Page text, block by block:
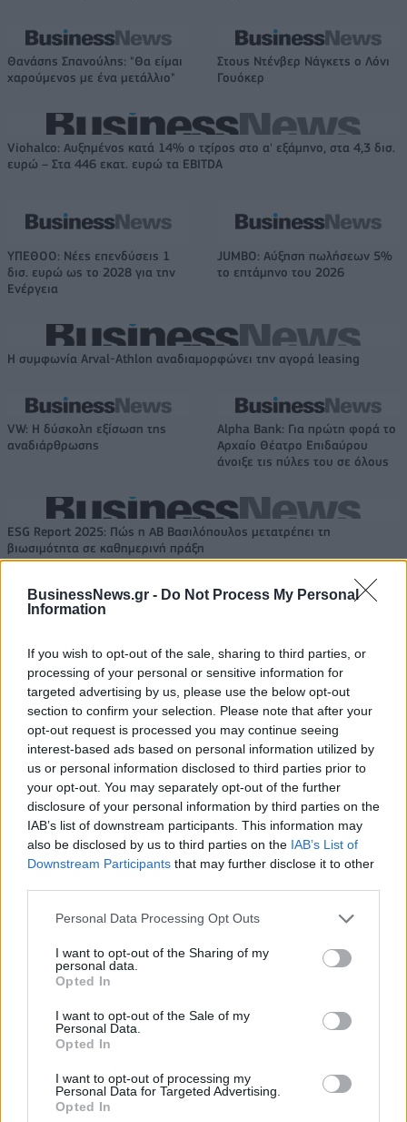
BusinessNews.gr - Do Not Process My Personal
Information
If you wish to opt-out of the sale, sharing to third parties, or
processing of your personal or sensitive information for
targeted advertising by us, please use the below opt-out
section to confirm your selection. Please note that after your
opt-out request is processed you may continue seeing
interest-based ads based on personal information utilized by
us or personal information disclosed to third parties prior to
your opt-out. You may separately opt-out of the further
disclosure of your personal information by third parties on the
IAB’s list of downstream participants. This information may
also be disclosed by us to third parties on the IAB’s List of
Downstream Participants that may further disclose it to other
Personal Data Processing Opt Outs
I want to opt-out of the Sharing of my
personal data.
Opted In
I want to opt-out of the Sale of my
Personal Data.
Opted In
I want to opt-out of processing my
Personal Data for Targeted Advertising.
Opted In
Θανάσης Σπανούλης: "Θα είμαι
χαρούμενος με ένα μετάλλιο"
Στους Ντένβερ Νάγκετς ο Λόνι
Γουόκερ
Viohalco: Αυξημένος κατά 14% ο τζίρος στο α' εξάμηνο, στα 4,3 δισ.
ευρώ – Στα 446 εκατ. ευρώ τα EBITDA
ΥΠΕΘΟΟ: Νέες επενδύσεις 1
δισ. ευρώ ως το 2028 για την
Ενέργεια
JUMBO: Αύξηση πωλήσεων 5%
το επτάμηνο του 2026
Η συμφωνία Arval-Athlon αναδιαμορφώνει την αγορά leasing
VW: Η δύσκολη εξίσωση της
αναδιάρθρωσης
Alpha Bank: Για πρώτη φορά το
Αρχαίο Θέατρο Επιδαύρου
άνοιξε τις πύλες του σε όλους
ESG Report 2025: Πώς η ΑΒ Βασιλόπουλος μετατρέπει τη
βιωσιμότητα σε καθημερινή πράξη
Stoiximan: «Πού ήσουν;» στις μεγάλες στιγμές του Ολυμπιακού
ΠΕΡΙΣΣΌΤΕΡΑ ΣΕ ΑΥΤΉ ΤΗΝ ΚΑΤΗΓΟΡΊΑ
LG: Νέα ρεκόρ εσόδων και
το δεύτερο τρίμηνο
29/07/2024 - 16:35
Εταιρειών: Αυξημένη
καλύψεων στον Κλάδο